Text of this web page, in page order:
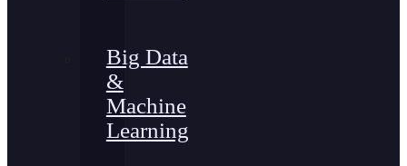
Big Data
&
Machine
Learning